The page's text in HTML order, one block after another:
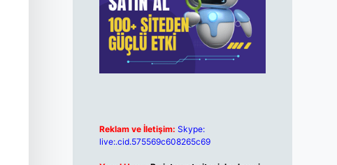
Reklam ve İletişim: Skype:
live:.cid.575569c608265c69